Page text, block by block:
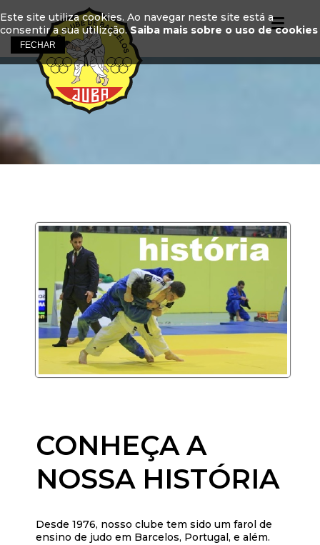
CONHEÇA A
NOSSA HISTÓRIA
Desde 1976, nosso clube tem sido um farol de
ensino de judo em Barcelos, Portugal, e além.
Este site utiliza cookies. Ao navegar neste site está a
consentir a sua utilizção.Saiba mais sobre o uso de cookies